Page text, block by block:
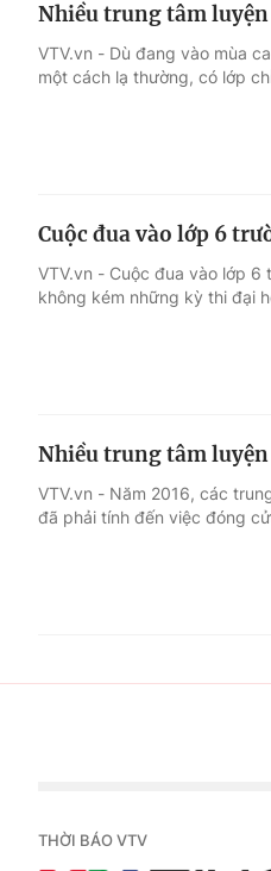
Nhiều trung tâm
VTV.vn - Dù đang vào mùa
một cách lạ thường, có lớp
Cuộc đua vào lớp 6
VTV.vn - Cuộc đua vào lớp
không kém những kỳ thi đại
Nhiều trung tâm luyện
VTV.vn - Năm 2016, các
đã phải tính đến việc đóng
THỜI BÁO VTV